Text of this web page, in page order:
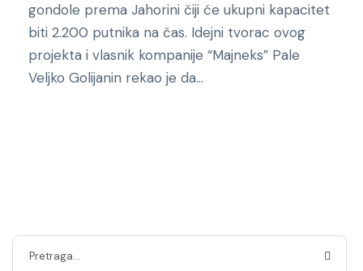
gondole prema Jahorini čiji će ukupni kapacitet
biti 2.200 putnika na čas. Idejni tvorac ovog
projekta i vlasnik kompanije “Majneks” Pale
Veljko Golijanin rekao je da...